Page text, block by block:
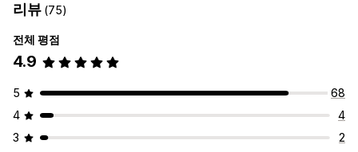
리뷰 (75)
전체 평점
4.9
5
68
4
4
3
2